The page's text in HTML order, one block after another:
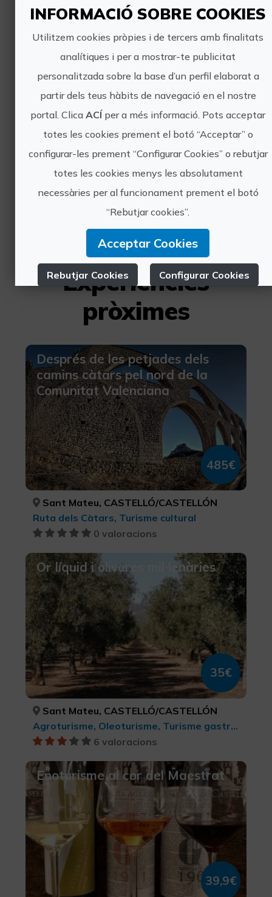
L' Església Arxiprestal de Sant Mateu
és un monument clau de l'
arquitectura gòtica valenciana,
declarat Patrimoni Nacional des de
1931, recull elements de tots els
estils arquitectònics des del se...
Experiències
pròximes
Després de les petjades dels
camins càtars pel nord de la
Comunitat Valenciana
485€
Sant Mateu, CASTELLÓ/CASTELLÓN
Ruta dels Càtars, Turisme cultural
0 valoracions
Or líquid i oliveres mil·lenàries
35€
Sant Mateu, CASTELLÓ/CASTELLÓN
Agroturisme, Oleoturisme, Turisme gastronòmic, Turisme rural i natural
6 valoracions
Enoturisme al cor del Maestrat
39,9€
INFORMACIÓ SOBRE COOKIES
Utilitzem cookies pròpies i de tercers amb finalitats
analítiques i per a mostrar-te publicitat
personalitzada sobre la base d’un perfil elaborat a
partir dels teus hàbits de navegació en el nostre
portal. Clica ACÍper a més informació. Pots acceptar
totes les cookies prement el botó “Acceptar” o
configurar-les prement “Configurar Cookies” o rebutjar
totes les cookies menys les absolutament
necessàries per al funcionament prement el botó
“Rebutjar cookies”.
Acceptar Cookies
Rebutjar Cookies Configurar Cookies
Més informació